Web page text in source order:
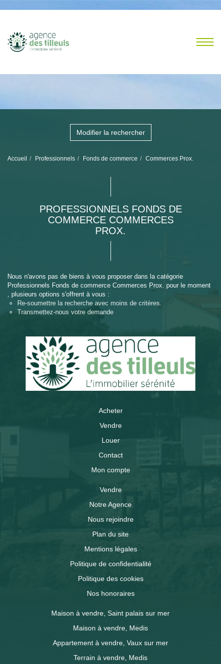
Modifier la rechercher
Accueil Professionnels Fonds de commerce Commerces Prox.
PROFESSIONNELS FONDS DE
COMMERCE COMMERCES
PROX.
Nous n'avons pas de biens à vous proposer dans la catégorie
Professionnels Fonds de commerce Commerces Prox. pour le moment
, plusieurs options s'offrent à vous :
Re-soumettre la recherche avec moins de critères.
Transmettez-nous votre demande
Acheter
Vendre
Louer
Contact
Mon compte
Vendre
Notre Agence
Nous rejoindre
Plan du site
Mentions légales
Politique de confidentialité
Politique des cookies
Nos honoraires
Maison à vendre, Saint palais sur mer
Maison à vendre, Medis
Appartement à vendre, Vaux sur mer
Terrain à vendre, Medis